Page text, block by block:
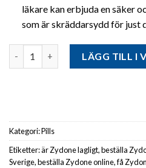
läkare kan erbjuda en säker
som är skräddarsydd för just
LÄGG TILL I
Kategori:Pills
Etiketter:är Zydone lagligt,beställa
Sverige,beställa Zydone online,få